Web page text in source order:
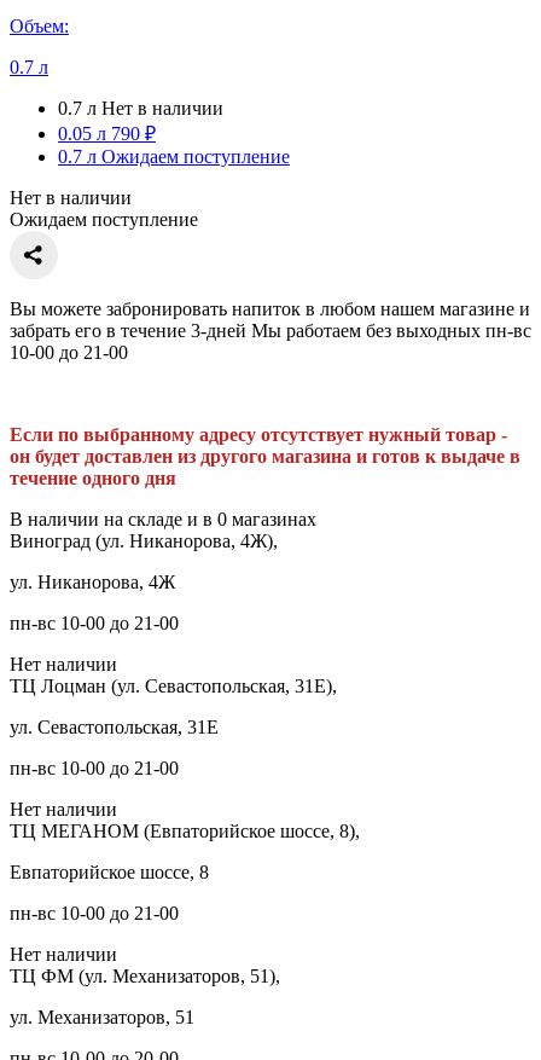
Объем:
0.7 л
0.7 л Нет в наличии
0.05 л 790 ₽
0.7 л Ожидаем поступление
Нет в наличии
Ожидаем поступление
Вы можете забронировать напиток в любом нашем магазине и
забрать его в течение 3-дней Мы работаем без выходных пн-вс
10-00 до 21-00
Если по выбранному адресу отсутствует нужный товар -
он будет доставлен из другого магазина и готов к выдаче в
течение одного дня
В наличии на складе и в 0 магазинах
Виноград (ул. Никанорова, 4Ж),
ул. Никанорова, 4Ж
пн-вс 10-00 до 21-00
Нет наличии
ТЦ Лоцман (ул. Севастопольская, 31Е),
ул. Севастопольская, 31Е
пн-вс 10-00 до 21-00
Нет наличии
ТЦ МЕГАНОМ (Евпаторийское шоссе, 8),
Евпаторийское шоссе, 8
пн-вс 10-00 до 21-00
Нет наличии
ТЦ ФМ (ул. Механизаторов, 51),
ул. Механизаторов, 51